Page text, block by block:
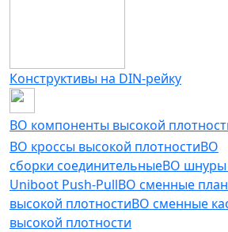
Конструктивы на DIN-рейку
ВО компоненты высокой
ВО кроссы высокой плотностиВО
сборки соединительныеВО шнуры
Uniboot Push-PullВО сменные
высокой плотностиВО сменные
высокой плотности